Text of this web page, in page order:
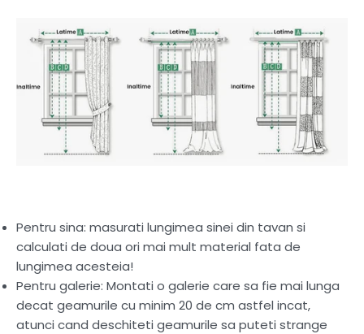
Pentru sina: masurati lungimea sinei din tavan si
calculati de doua ori mai mult material fata de
lungimea acesteia!
Pentru galerie: Montati o galerie care sa fie mai lunga
decat geamurile cu minim 20 de cm astfel incat,
atunci cand deschiteti geamurile sa puteti strange